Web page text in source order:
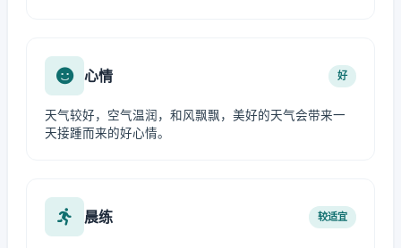
心情 好
天气较好，空气温润，和风飘飘，美好的天气会带来一
天接踵而来的好心情。
晨练 较适宜